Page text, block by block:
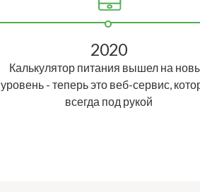
2020
Калькулятор питания вышел на
уровень - теперь это веб-сервис,
всегда под рукой